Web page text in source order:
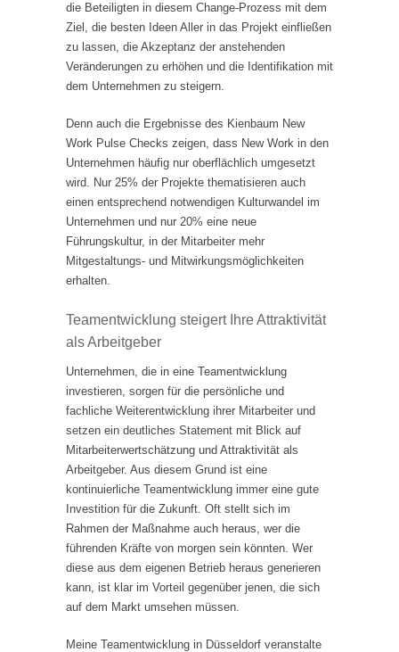
die Beteiligten in diesem Change-Prozess mit dem
Ziel, die besten Ideen Aller in das Projekt einfließen
zu lassen, die Akzeptanz der anstehenden
Veränderungen zu erhöhen und die Identifikation mit
dem Unternehmen zu steigern.
Denn auch die Ergebnisse des Kienbaum New
Work Pulse Checks zeigen, dass New Work in den
Unternehmen häufig nur oberflächlich umgesetzt
wird. Nur 25% der Projekte thematisieren auch
einen entsprechend notwendigen Kulturwandel im
Unternehmen und nur 20% eine neue
Führungskultur, in der Mitarbeiter mehr
Mitgestaltungs- und Mitwirkungsmöglichkeiten
erhalten.
Teamentwicklung steigert Ihre Attraktivität
als Arbeitgeber
Unternehmen, die in eine Teamentwicklung
investieren, sorgen für die persönliche und
fachliche Weiterentwicklung ihrer Mitarbeiter und
setzen ein deutliches Statement mit Blick auf
Mitarbeiterwertschätzung und Attraktivität als
Arbeitgeber. Aus diesem Grund ist eine
kontinuierliche Teamentwicklung immer eine gute
Investition für die Zukunft. Oft stellt sich im
Rahmen der Maßnahme auch heraus, wer die
führenden Kräfte von morgen sein könnten. Wer
diese aus dem eigenen Betrieb heraus generieren
kann, ist klar im Vorteil gegenüber jenen, die sich
auf dem Markt umsehen müssen.
Meine Teamentwicklung in Düsseldorf veranstalte